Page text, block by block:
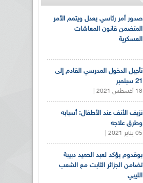
صدور أمر رئاسي يعدل ويتمم الأمر
المتضمن قانون المعاشات
العسكرية
تأجيل الدخول المدرسي القادم إلى
21 سبتمبر
18 أغسطس 2021 |
نزيف الأنف عند الأطفال: أسبابه
وطرق علاجه
05 يناير 2021 |
بوقدوم يؤكد لعبد الحميد دبيبة
تضامن الجزائر الثابت مع الشعب
الليبي